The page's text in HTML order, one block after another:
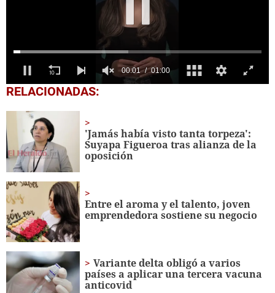
0
seconds
minute,
0
RELACIONADAS:
'Jamás había visto tanta torpeza':
Suyapa Figueroa tras alianza de la
oposición
Entre el aroma y el talento, joven
emprendedora sostiene su negocio
Variante delta obligó a varios
países a aplicar una tercera vacuna
anticovid